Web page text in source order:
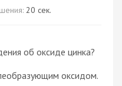
20 сек.
об оксиде цинка?
оксидом.